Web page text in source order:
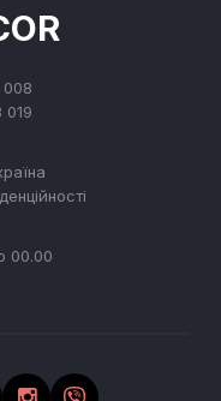
008
019
00.00